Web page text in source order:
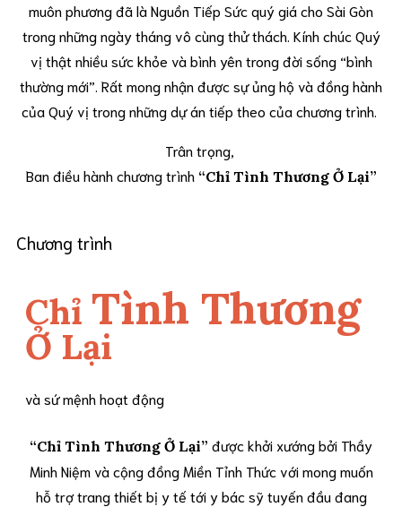
muôn phương đã là Nguồn Tiếp Sức quý giá cho Sài Gòn
trong những ngày tháng vô cùng thử thách. Kính chúc Quý
vị thật nhiều sức khỏe và bình yên trong đời sống “bình
thường mới”. Rất mong nhận được sự ủng hộ và đồng hành
của Quý vị trong những dự án tiếp theo của chương trình.
Trân trọng,
Ban điều hành chương trình “Chỉ Tình Thương Ở Lại”
Chương trình
Chỉ Tình Thương
Ở Lại
và sứ mệnh hoạt động
“Chỉ Tình Thương Ở Lại” được khởi xướng bởi Thầy
Minh Niệm và cộng đồng Miền Tỉnh Thức với mong muốn
hỗ trợ trang thiết bị y tế tới y bác sỹ tuyến đầu đang